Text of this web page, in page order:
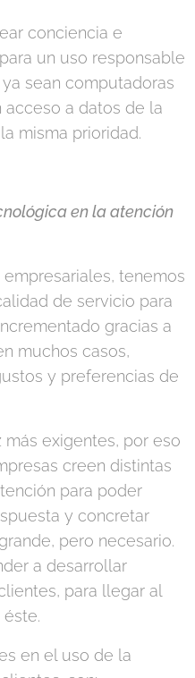
conciencia e
un uso responsable
sean computadoras
a datos de la
misma prioridad.
en la atención
tenemos
de servicio para
gracias a
muchos casos,
y preferencias de
exigentes, por eso
creen distintas
para poder
y concretar
pero necesario.
a desarrollar
para llegar al
en el uso de la